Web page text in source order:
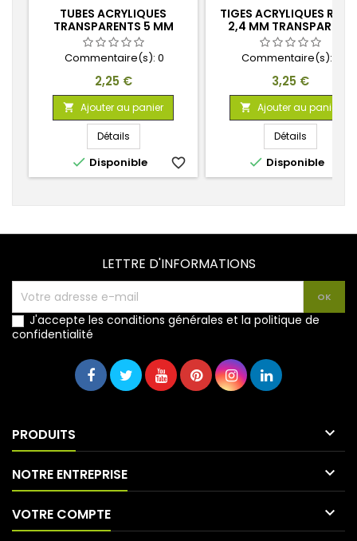
TUBES ACRYLIQUES
TRANSPARENTS 5 MM
Commentaire(s): 0
Prix
2,25 €
 Ajouter au panier
Détails
 Disponible favorite_border
TIGES ACRYLIQUES
2,4 MM TRANSPARENT
Commentaire(s):
Prix
3,25 €
 Ajouter au panier
Détails
 Disponible
LETTRE D'INFORMATIONS
J'accepte les conditions générales et la politique de
confidentialité
PRODUITS 
NOTRE ENTREPRISE 
VOTRE COMPTE 